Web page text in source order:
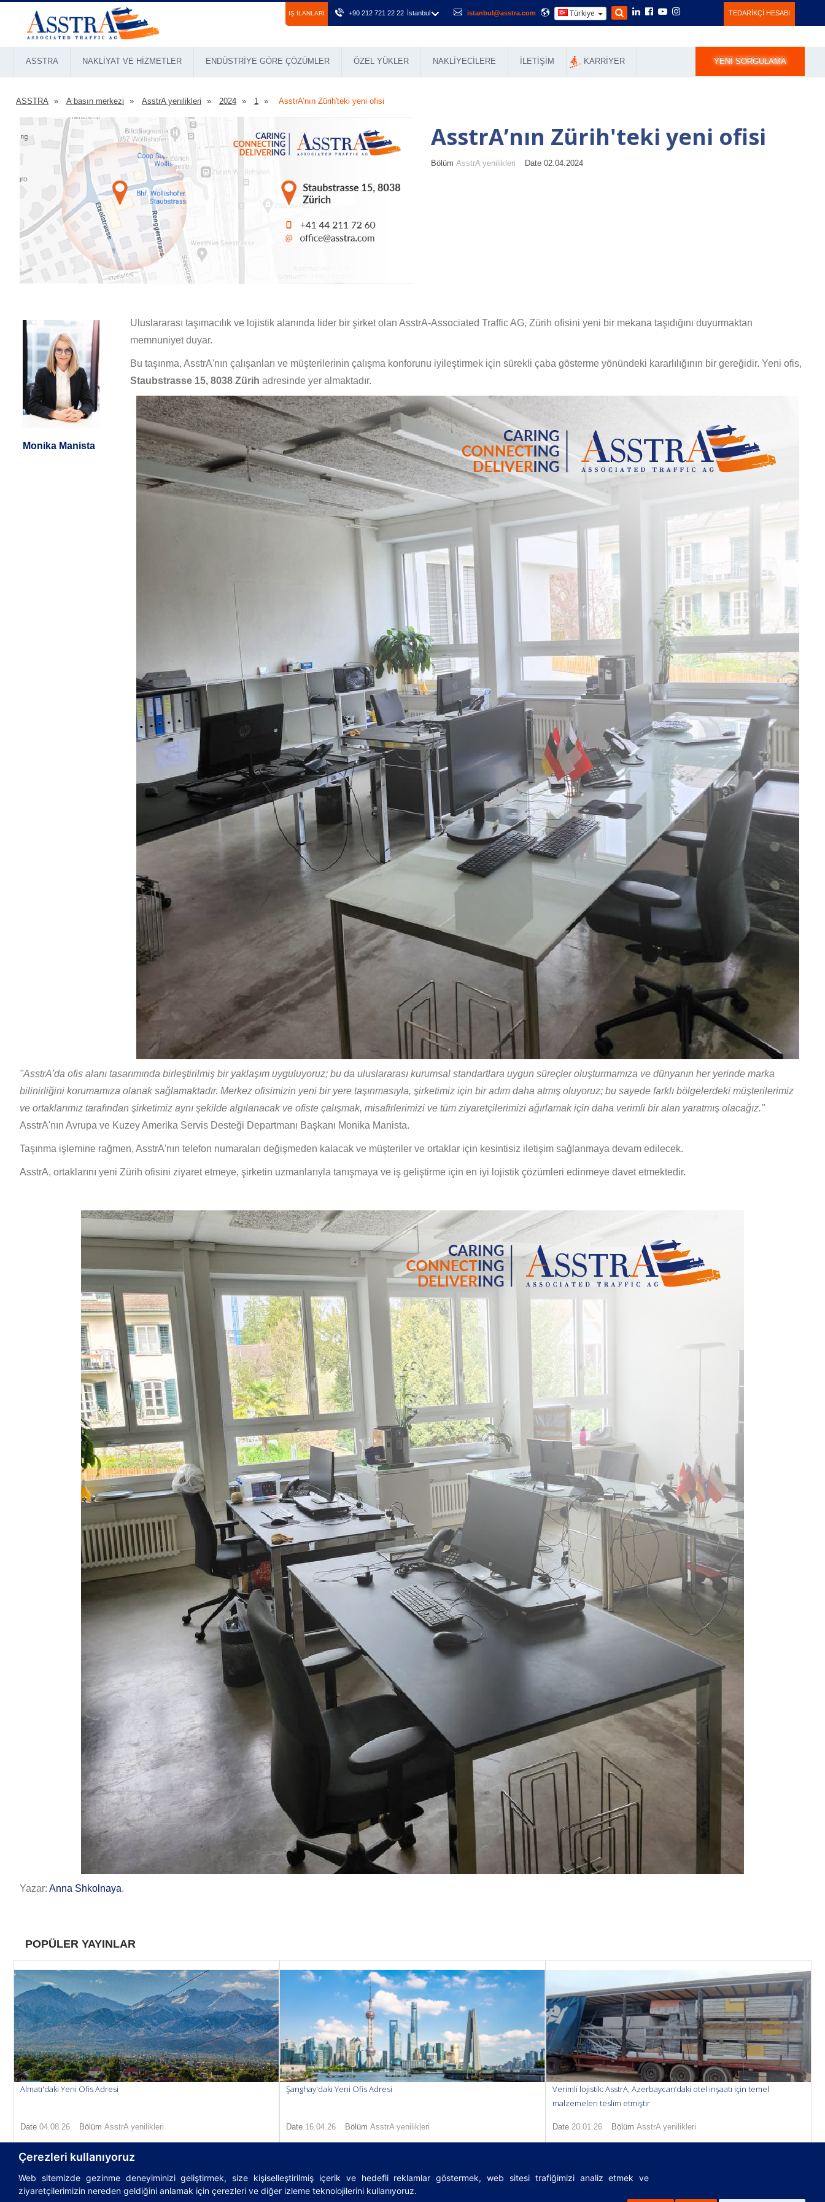
Çerezleri kullanıyoruz
Web sitemizde gezinme deneyiminizi geliştirmek, size kişiselleştirilmiş içerik ve hedefli reklamlar göstermek, web sitesi trafiğimizi analiz etmek ve
ziyaretçilerimizin nereden geldiğini anlamak için çerezleri ve diğer izleme teknolojilerini kullanıyoruz.
IŞ ILANLARI +90 212 721 22 22 İstanbul istanbul@asstra.com Türkiye TEDARIKÇI HESABI
ASSTRA NAKLIYAT VE HIZMETLER ENDÜSTRIYE GÖRE ÇÖZÜMLER ÖZEL YÜKLER NAKLIYECILERE İLETIŞIM KARRIYER YENI SORGULAMA
ASSTRA A basın merkezi AsstrA yenilikleri 2024 1 AsstrA’nın Zürih'teki yeni ofisi
AsstrA’nın Zürih'teki yeni ofisi
Bölüm AsstrA yenilikleri Date 02.04.2024
Monika Manista
Uluslararası taşımacılık ve lojistik alanında lider bir şirket olan AsstrA-Associated Traffic AG, Zürih ofisini yeni bir mekana taşıdığını duyurmaktan
memnuniyet duyar.
Bu taşınma, AsstrA'nın çalışanları ve müşterilerinin çalışma konforunu iyileştirmek için sürekli çaba gösterme yönündeki kararlılığının bir gereğidir. Yeni ofis,
Staubstrasse 15, 8038 Zürih adresinde yer almaktadır.
"AsstrA'da ofis alanı tasarımında birleştirilmiş bir yaklaşım uyguluyoruz; bu da uluslararası kurumsal standartlara uygun süreçler oluşturmamıza ve dünyanın her yerinde marka
bilinirliğini korumamıza olanak sağlamaktadır. Merkez ofisimizin yeni bir yere taşınmasıyla, şirketimiz için bir adım daha atmış oluyoruz; bu sayede farklı bölgelerdeki müşterilerimiz
ve ortaklarımız tarafından şirketimiz aynı şekilde algılanacak ve ofiste çalışmak, misafirlerimizi ve tüm ziyaretçilerimizi ağırlamak için daha verimli bir alan yaratmış olacağız."
AsstrA'nın Avrupa ve Kuzey Amerika Servis Desteği Departmanı Başkanı Monika Manista.
Taşınma işlemine rağmen, AsstrA'nın telefon numaraları değişmeden kalacak ve müşteriler ve ortaklar için kesintisiz iletişim sağlanmaya devam edilecek.
AsstrA, ortaklarını yeni Zürih ofisini ziyaret etmeye, şirketin uzmanlarıyla tanışmaya ve iş geliştirme için en iyi lojistik çözümleri edinmeye davet etmektedir.
Yazar: Anna Shkolnaya.
POPÜLER YAYINLAR
Almatı'daki Yeni Ofis Adresi
Date 04.08.26 Bölüm AsstrA yenilikleri
Şanghay'daki Yeni Ofis Adresi
Date 16.04.26 BölümAsstrA yenilikleri
Verimli lojistik: AsstrA, Azerbaycan’daki otel inşaatı için temel
malzemeleri teslim etmiştir
Date 20.01.26Bölüm AsstrA yenilikleri
© 1995-2026AsstrA-Associated Traffic AG|Incoterms|Sözlük|Lojistik rehberi|Privacy Policy